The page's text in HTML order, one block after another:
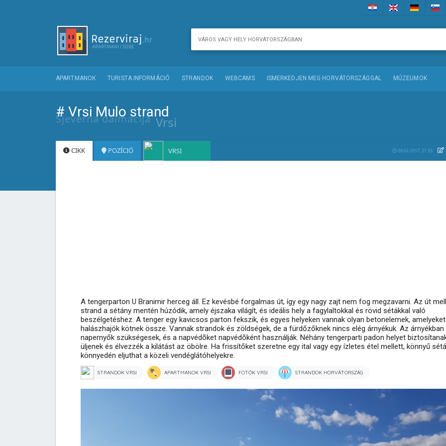
APARTMANOK TURISTA INFORMÁCIÓ STRANDOK WEBCAMS ISMERKEDJEN MEG HORVÁTORSZÁGGAL MÚZEUMOK
# Vrsi Mulo strand
Sjeverna dalmacija Vrsi
CIKK POZÍCIÓ VRSI 09.02.2017. 21:33
A tengerparton U Branimir herceg áll. Ez kevésbé forgalmas út, így egy nagy zajt nem fog megzavarni. Az út
strand a sétány mentén húzódik, amely éjszaka világít, és ideális hely a fagylaltokkal és rövid sétákkal való
beszélgetéshez. A tenger egy kavicsos parton fekszik, és egyes helyeken vannak olyan betonelemek,
halászhajók kötnek össze. Vannak strandok és zöldségek, de a fürdőzőknek nincs elég árnyékuk. Az árnyékban
napernyők szükségesek, és a napvédõket napvédõként használják. Néhány tengerparti padon helyet
üljenek és élvezzék a kilátást az öbölre. Ha frissítőket szeretne egy ital vagy egy ízletes étel mellett, könnyű
könnyedén eljuthat a közeli vendéglátóhelyekre.
STRANDOK VRSI APARTMANOK VRSI FOTÓK VRSI STRANDOK HORVÁTORSZÁG